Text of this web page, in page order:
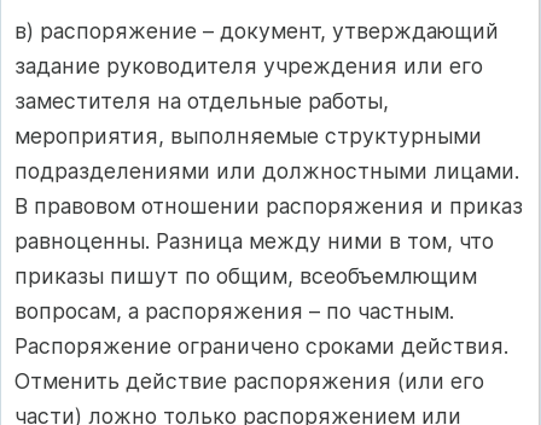
в) распоряжение – документ, утверждающий
задание руководителя учреждения или его
заместителя на отдельные работы,
мероприятия, выполняемые структурными
подразделениями или должностными лицами.
В правовом отношении распоряжения и приказ
равноценны. Разница между ними в том, что
приказы пишут по общим, всеобъемлющим
вопросам, а распоряжения – по частным.
Распоряжение ограничено сроками действия.
Отменить действие распоряжения (или его
части) ложно только распоряжением или